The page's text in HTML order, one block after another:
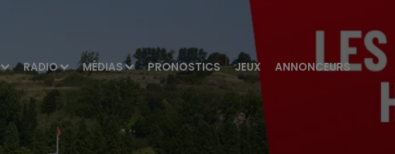
RADIO MÉDIAS PRONOSTICS JEUX ANNONCEURS